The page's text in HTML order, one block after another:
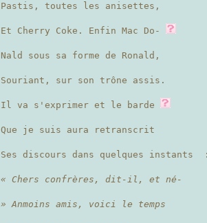
Pastis, toutes les anisettes,
Et Cherry Coke. Enfin Mac Do-
Nald sous sa forme de Ronald,
Souriant, sur son trône assis.
Il va s'exprimer et le barde
Que je suis aura retranscrit
Ses discours dans quelques instants
« Chers confrères, dit-il, et né-
» Anmoins amis, voici le temps